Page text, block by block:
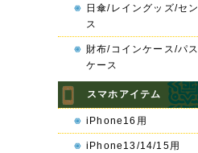
日傘/レイングッズ/セン
ス
財布/コインケース/パス
ケース
スマホアイテム
iPhone16用
iPhone13/14/15用